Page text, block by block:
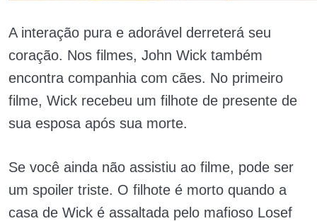
A interação pura e adorável derreterá seu
coração. Nos filmes, John Wick também
encontra companhia com cães. No primeiro
filme, Wick recebeu um filhote de presente de
sua esposa após sua morte.
Se você ainda não assistiu ao filme, pode ser
um spoiler triste. O filhote é morto quando a
casa de Wick é assaltada pelo mafioso Losef